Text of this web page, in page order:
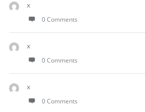
x
0 Comments
x
0 Comments
x
0 Comments